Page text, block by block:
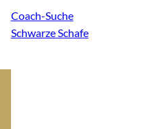
Coach-Suche
Schwarze Schafe